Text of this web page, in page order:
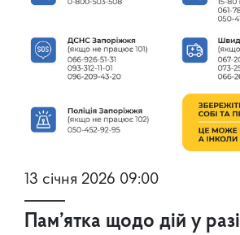
13 січня 2026 09:00
Пам’ятка щодо дій у разі